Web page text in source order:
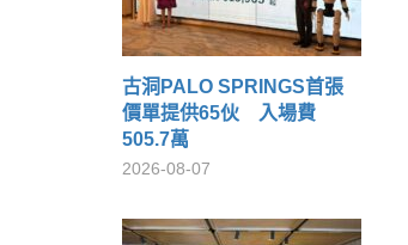
古洞PALO SPRINGS首張
價單提供65伙 入場費
505.7萬
2026-08-07